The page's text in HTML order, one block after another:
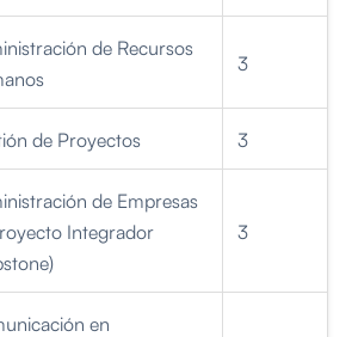
de Recursos
3
de Proyectos 3
de Empresas
Integrador
3
en